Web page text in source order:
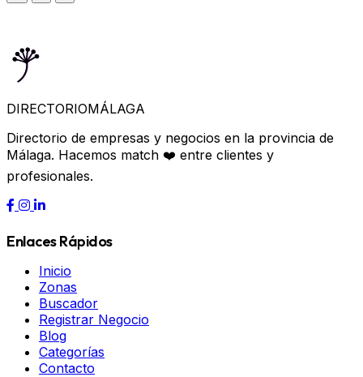
DIRECTORIOMÁLAGA
Directorio de empresas y negocios en la provincia de
Málaga. Hacemos match ❤️ entre clientes y
profesionales.
Enlaces Rápidos
Inicio
Zonas
Buscador
Registrar Negocio
Blog
Categorías
Contacto